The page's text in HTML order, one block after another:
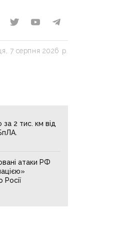
7 серпня 2026 р.
за 2 тис. км від
атаки РФ
Росії